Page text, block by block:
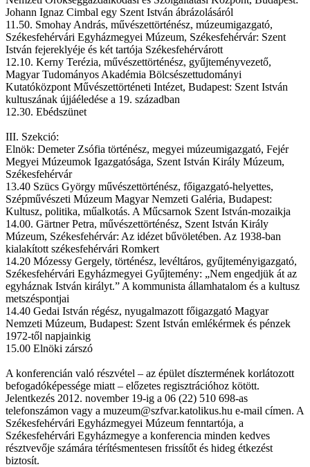
Johann Ignaz Cimbal egy Szent István ábrázolásáról
11.50. Smohay András, művészettörténész, múzeumigazgató,
Székesfehérvári Egyházmegyei Múzeum, Székesfehérvár: Szent
István fejereklyéje és két tartója Székesfehérvárott
12.10. Kerny Terézia, művészettörténész, gyűjteményvezető,
Magyar Tudományos Akadémia Bölcsészettudományi
Kutatóközpont Művészettörténeti Intézet, Budapest: Szent István
kultuszának újjáéledése a 19. században
12.30. Ebédszünet
III. Szekció:
Elnök: Demeter Zsófia történész, megyei múzeumigazgató, Fejér
Megyei Múzeumok Igazgatósága, Szent István Király Múzeum,
Székesfehérvár
13.40 Szücs György művészettörténész, főigazgató-helyettes,
Szépművészeti Múzeum Magyar Nemzeti Galéria, Budapest:
Kultusz, politika, műalkotás. A Műcsarnok Szent István-mozaikja
14.00. Gärtner Petra, művészettörténész, Szent István Király
Múzeum, Székesfehérvár: Az idézet bűvöletében. Az 1938-ban
kialakított székesfehérvári Romkert
14.20 Mózessy Gergely, történész, levéltáros, gyűjteményigazgató,
Székesfehérvári Egyházmegyei Gyűjtemény: „Nem engedjük át az
egyháznak István királyt.” A kommunista államhatalom és a kultusz
metszéspontjai
14.40 Gedai István régész, nyugalmazott főigazgató Magyar
Nemzeti Múzeum, Budapest: Szent István emlékérmek és pénzek
1972-től napjainkig
15.00 Elnöki zárszó
A konferencián való részvétel – az épület dísztermének korlátozott
befogadóképessége miatt – előzetes regisztrációhoz kötött.
Jelentkezés 2012. november 19-ig a 06 (22) 510 698-as
telefonszámon vagy a muzeum@szfvar.katolikus.hu e-mail címen. A
Székesfehérvári Egyházmegyei Múzeum fenntartója, a
Székesfehérvári Egyházmegye a konferencia minden kedves
résztvevője számára térítésmentesen frissítőt és hideg étkezést
biztosít.